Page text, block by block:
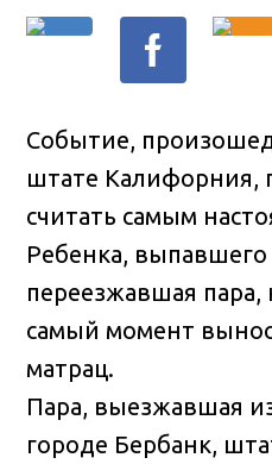
Событие,
штате Калифорния,
считать самым
Ребенка, выпавшего
переезжавшая пара,
самый момент
матрац.
Пара, выезжавшая
городе Бербанк,